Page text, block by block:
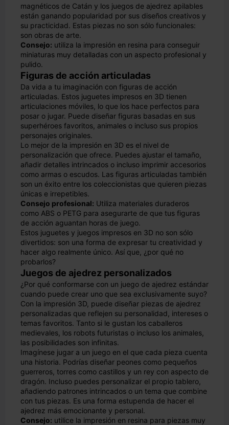
magnéticos de Catán y los juegos de ajedrez apilables
están ganando popularidad por sus diseños creativos y
su practicidad. Estas piezas no son sólo funcionales:
son obras de arte.
Consejo: utiliza la impresión en resina para conseguir
miniaturas muy detalladas con un aspecto profesional y
pulido.
Figuras de acción articuladas
Da vida a tu imaginación con figuras de acción
articuladas. Estos juguetes impresos en 3D tienen
articulaciones móviles, lo que los hace perfectos para
posar o jugar. Puede diseñar figuras basadas en sus
superhéroes favoritos, animales o incluso sus propios
personajes originales.
Lo mejor de la impresión en 3D es el nivel de
personalización que ofrece. Puedes ajustar el tamaño,
añadir detalles intrincados o incluso imprimir accesorios
como armas o escudos. Las figuras articuladas también
son un éxito entre los coleccionistas que quieren piezas
únicas e irrepetibles.
Consejo profesional: Utiliza materiales duraderos
como ABS o PETG para asegurarte de que tus figuras
de acción aguantan horas de juego.
Estos juguetes y juegos impresos en 3D no son sólo
divertidos: son una forma de expresar tu creatividad y
hacer algo realmente único. Así que, ¿por qué no
probarlos?
Juegos de ajedrez personalizados
¿Por qué conformarse con un juego de ajedrez estándar
cuando puede crear uno que sea exclusivamente suyo?
Con la impresión 3D, puede diseñar piezas de ajedrez
personalizadas que reflejen su personalidad, intereses o
temas favoritos. Tanto si le gustan los caballeros
medievales, los robots futuristas o incluso los animales,
las posibilidades son infinitas.
Imagínese jugar a un juego en el que cada pieza cuenta
una historia. Podrías diseñar peones como pequeños
guerreros, torres como castillos y un rey con aspecto de
dragón. Incluso puedes personalizar el propio tablero,
añadiendo patrones intrincados o un tema que combine
con tus piezas. Es una forma estupenda de hacer el
ajedrez más emocionante y personal.
Consejo: utilice la impresión en resina para piezas muy